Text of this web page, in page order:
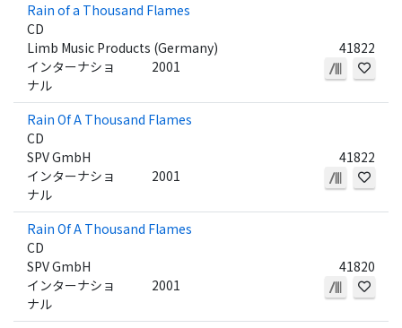
Rain of a Thousand Flames
CD
Limb Music Products (Germany)
41822
インターナショ
ナル
2001
Rain Of A Thousand Flames
CD
SPV GmbH
41822
インターナショ
ナル
2001
Rain Of A Thousand Flames
CD
SPV GmbH
41820
インターナショ
ナル
2001